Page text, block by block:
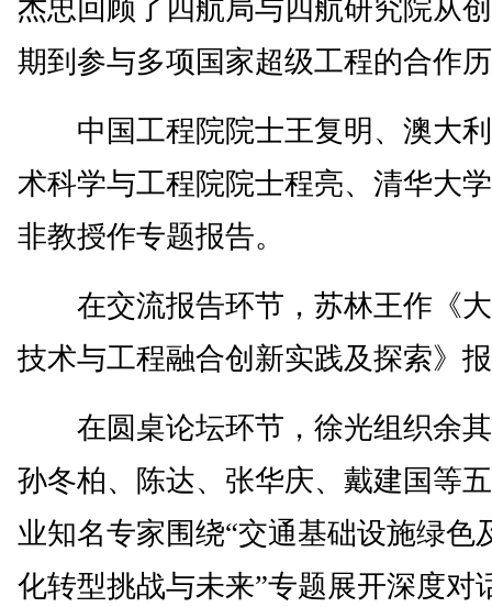
杰忠回顾了四航局与四航研究院从
期到参与多项国家超级工程的合作
中国工程院院士王复明、澳大
术科学与工程院院士程亮、清华大
非教授作专题报告。
在交流报告环节，苏林王作《
技术与工程融合创新实践及探索》
在圆桌论坛环节，徐光组织余
孙冬柏、陈达、张华庆、戴建国等
业知名专家围绕“交通基础设施绿色
化转型挑战与未来”专题展开深度对